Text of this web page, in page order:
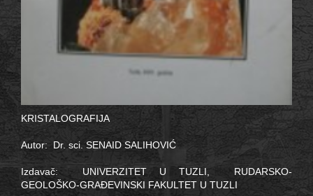
KRISTALOGRAFIJA
Autor: Dr. sci. SENAID SALIHOVIĆ
Izdavač: UNIVERZITET U TUZLI, RUDARSKO-
GEOLOŠKO-GRAĐEVINSKI FAKULTET U TUZLI